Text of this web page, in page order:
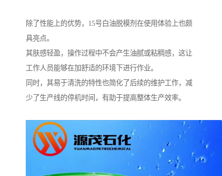
除了性能上的优势，15号白油脱模剂在使用体验上也颇
具亮点。
其肤感轻盈，操作过程中不会产生油腻或粘稠感，这让
工作人员能够在加舒适的环境下进行作业。
同时，其易于清洗的特性也简化了后续的维护工作，减
少了生产线的停机时间，有助于提高整体生产效率。